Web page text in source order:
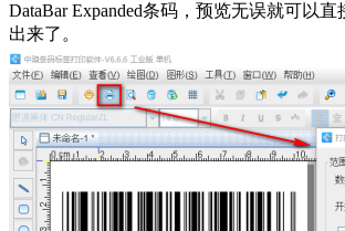
DataBar Expanded条码，预览无误就可以
出来了。